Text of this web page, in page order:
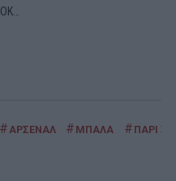
# ΑΡΣΕΝΑΛ # ΜΠΑΛΑ # ΠΑΡΙ